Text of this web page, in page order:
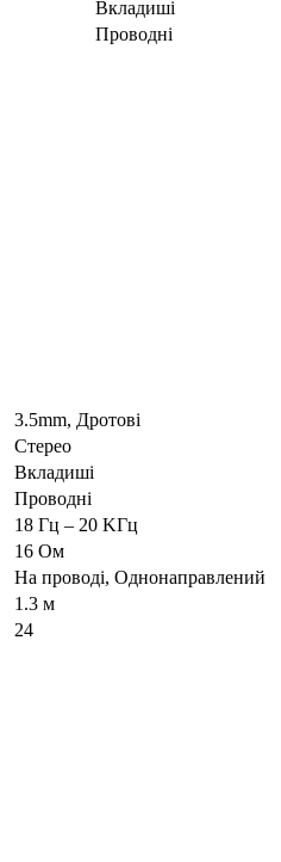
Вкладиші
Проводні
3.5mm, Дротові
Стерео
Вкладиші
Проводні
18 Гц – 20 KГц
16 Oм
На проводі, Однонаправлений
1.3 м
24